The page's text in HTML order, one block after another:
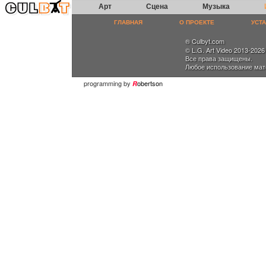
Арт Сцена Музыка
ГЛАВНАЯ О ПРОЕКТЕ
® Culbyt.com
© L.G. Art Video 2013-2026
Все права защищены.
Любое использование
programming by Robertson